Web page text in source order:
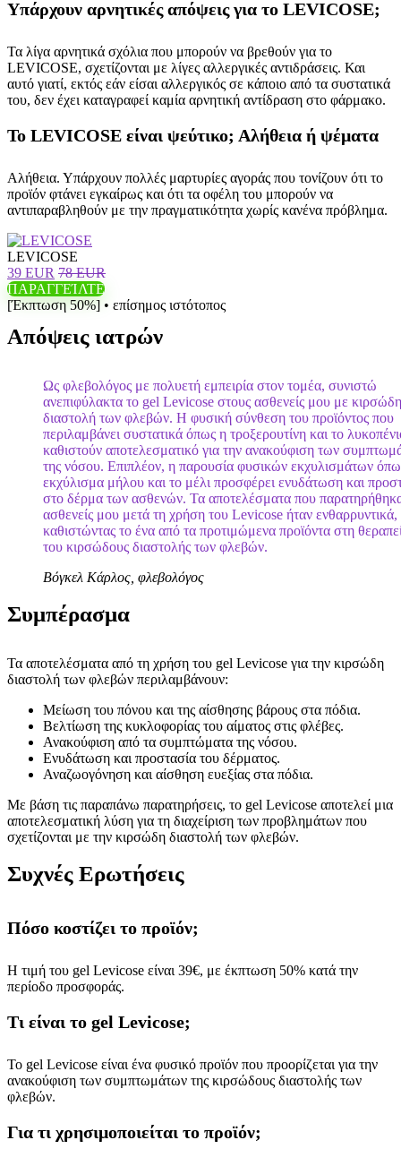
Υπάρχουν αρνητικές απόψεις για το LEVICOSE;
Τα λίγα αρνητικά σχόλια που μπορούν να βρεθούν για το
LEVICOSE, σχετίζονται με λίγες αλλεργικές αντιδράσεις. Και
αυτό γιατί, εκτός εάν είσαι αλλεργικός σε κάποιο από τα συστατικά
του, δεν έχει καταγραφεί καμία αρνητική αντίδραση στο φάρμακο.
Το LEVICOSE είναι ψεύτικο; Αλήθεια ή ψέματα
Αλήθεια. Υπάρχουν πολλές μαρτυρίες αγοράς που τονίζουν ότι το
προϊόν φτάνει εγκαίρως και ότι τα οφέλη του μπορούν να
αντιπαραβληθούν με την πραγματικότητα χωρίς κανένα πρόβλημα.
LEVICOSE
39 EUR 78 EUR
ΠΑΡΑΓΓΕΊΛΤΕ
[Έκπτωση 50%] • επίσημος ιστότοπος
Απόψεις ιατρών
Ως φλεβολόγος με πολυετή εμπειρία στον τομέα, συνιστώ
ανεπιφύλακτα το gel Levicose στους ασθενείς μου με κιρσώδη
διαστολή των φλεβών. Η φυσική σύνθεση του προϊόντος που
περιλαμβάνει συστατικά όπως η τροξερουτίνη και το
καθιστούν αποτελεσματικό για την ανακούφιση των
της νόσου. Επιπλέον, η παρουσία φυσικών εκχυλισμάτων
εκχύλισμα μήλου και το μέλι προσφέρει ενυδάτωση και
στο δέρμα των ασθενών. Τα αποτελέσματα που
ασθενείς μου μετά τη χρήση του Levicose ήταν ενθαρρυντικά,
καθιστώντας το ένα από τα προτιμώμενα προϊόντα στη
του κιρσώδους διαστολής των φλεβών.
Βόγκελ Κάρλος, φλεβολόγος
Συμπέρασμα
Τα αποτελέσματα από τη χρήση του gel Levicose για την κιρσώδη
διαστολή των φλεβών περιλαμβάνουν:
Μείωση του πόνου και της αίσθησης βάρους στα πόδια.
Βελτίωση της κυκλοφορίας του αίματος στις φλέβες.
Ανακούφιση από τα συμπτώματα της νόσου.
Ενυδάτωση και προστασία του δέρματος.
Αναζωογόνηση και αίσθηση ευεξίας στα πόδια.
Με βάση τις παραπάνω παρατηρήσεις, το gel Levicose αποτελεί μια
αποτελεσματική λύση για τη διαχείριση των προβλημάτων που
σχετίζονται με την κιρσώδη διαστολή των φλεβών.
Συχνές Ερωτήσεις
Πόσο κοστίζει το προϊόν;
Η τιμή του gel Levicose είναι 39€, με έκπτωση 50% κατά την
περίοδο προσφοράς.
Τι είναι το gel Levicose;
Το gel Levicose είναι ένα φυσικό προϊόν που προορίζεται για την
ανακούφιση των συμπτωμάτων της κιρσώδους διαστολής των
φλεβών.
Για τι χρησιμοποιείται το προϊόν;